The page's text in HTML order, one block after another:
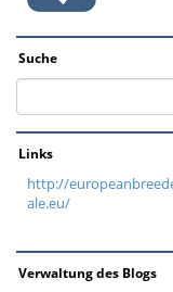
Suche
Links
http://
ale.eu/
Verwaltung des Blogs